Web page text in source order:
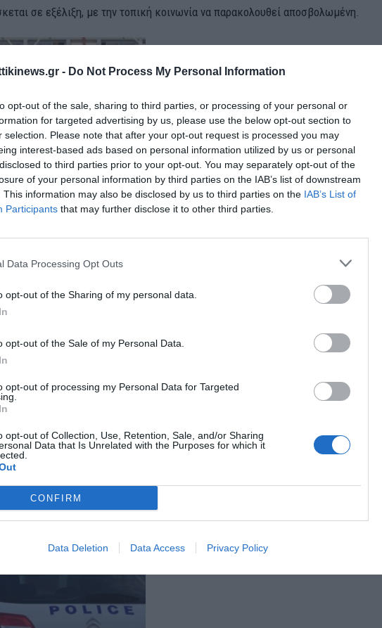
- Do Not Process My Personal Information
opt-out of the sale, sharing to third parties, or processing of your personal or
for targeted advertising by us, please use the below opt-out section to
selection. Please note that after your opt-out request is processed you may
interest-based ads based on personal information utilized by us or personal
to third parties prior to your opt-out. You may separately opt-out of the
of your personal information by third parties on the IAB’s list of downstream
This information may also be disclosed by us to third parties on the IAB’s List of
Participants that may further disclose it to other third parties.
Data Processing Opt Outs
opt-out of the Sharing of my personal data.
opt-out of the Sale of my Personal Data.
opt-out of processing my Personal Data for Targeted
opt-out of Collection, Use, Retention, Sale, and/or Sharing
Data that Is Unrelated with the Purposes for which it
CONFIRM
Data Deletion Data Access Privacy Policy
σε εξέλιξη, με την τοπική κοινωνία να παρακολουθεί αποσβολωμένη.
αντιμέτωπη με την αλήθεια
22 ετών, χάθηκε ξαφνικά και βίαια.
βίας που συγκλονίζουν την πόλη και το πανελλήνιο.
είναι απλώς μια ακόμη «είδηση αστυνομικού δελτίου».
μιας κοινωνίας που δείχνει να βυθίζεται ολοένα και περισσότερο στη βία,
την αυτοκαταστροφή.
δεν πρέπει να περνάει ως «φυσιολογικό» ή «αναπόφευκτο». Κάθε
νέος χάνει τη ζωή του, χάνει η κοινωνία μας ένα κομμάτι από το ίδιο της το